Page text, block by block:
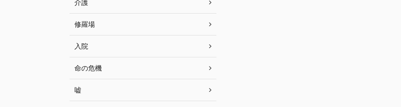
介護
修羅場
入院
命の危機
嘘